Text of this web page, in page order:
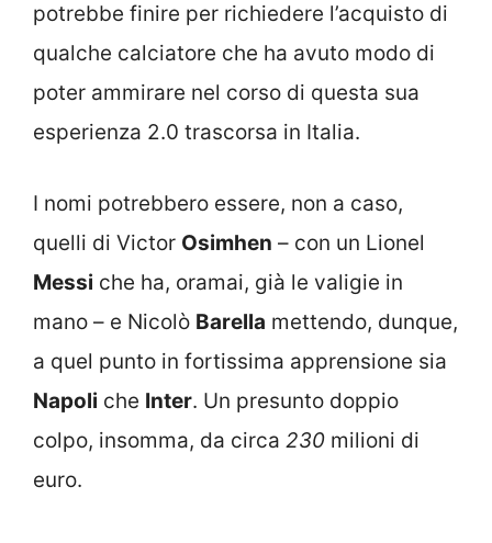
potrebbe finire per richiedere l’acquisto di
qualche calciatore che ha avuto modo di
poter ammirare nel corso di questa sua
esperienza 2.0 trascorsa in Italia.
I nomi potrebbero essere, non a caso,
quelli di Victor Osimhen – con un Lionel
Messi che ha, oramai, già le valigie in
mano – e Nicolò Barella mettendo, dunque,
a quel punto in fortissima apprensione sia
Napoli che Inter. Un presunto doppio
colpo, insomma, da circa 230 milioni di
euro.